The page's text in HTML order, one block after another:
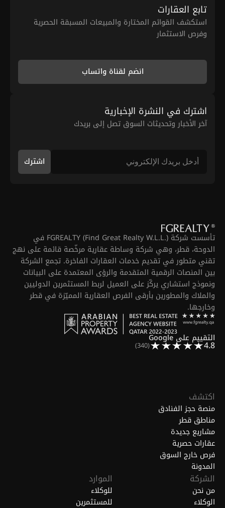
تابع العقارات
استكشف القوائم المختارة والمبيعات المسبقة الحصرية
وفرص الاستثمار
انضم لقناة واتساب
اشترك في النشرة الإخبارية
آخر الأخبار وتحديثات السوق تصل إلى بريدك
اشترك
تأسست شركة FGREALTY (Find Great Realty W.L.L.) في
الدوحة، قطر، وهي شركة وساطة عقارية مرخّصة قائمة على نهج
تقني متطور في تقديم خدمات العقارات الفاخرة. تجمع الشركة
بين المنصات الرقمية المتقدمة والرؤى المعتمدة على البيانات
ونموذج استشاري يركّز على العميل لربط المستثمرين الدوليين
والملاك والمطورين بأرقى الفرص العقارية المميّزة في قطر
وخارجها.
التقييم على Google
4.8
(340)
اكتشف
منصة حجز الفنادق
مناطق قطر
مشاريع جديدة
عقارات حصرية
فرص خارج السوق
المدونة
الشركة
من نحن
الوكلاء
الموارد
للوكلاء
للمستثمرين